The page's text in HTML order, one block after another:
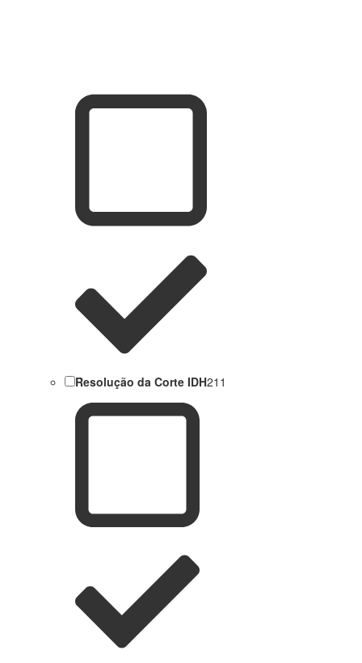
Resolução da Corte IDH211